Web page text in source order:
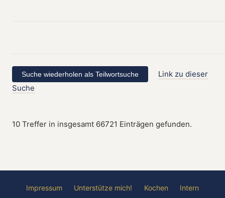
Link zu dieser
Suche
10 Treffer in insgesamt 66721 Einträgen gefunden.
Impressum Unterstütze mich! Kochen Intern